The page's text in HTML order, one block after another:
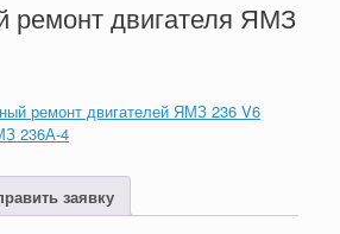
ремонт двигателя ЯМЗ
ремонт двигателей ЯМЗ 236 V6
236А-4
заявку